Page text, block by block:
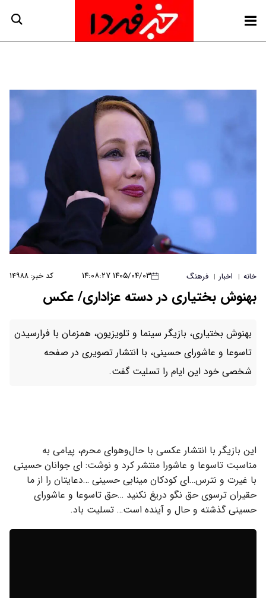
خانه | اخبار | فرهنگ ۱۴۰۵/۰۴/۰۳ ۱۴:۰۸:۲۷ کد خبر: ۱۴۹۸۸
بهنوش بختیاری در دسته عزاداری/ عکس
بهنوش بختیاری، بازیگر سینما و تلویزیون، همزمان با فرارسیدن
تاسوعا و عاشورای حسینی، با انتشار تصویری در صفحه
شخصی خود این ایام را تسلیت گفت.
این بازیگر با انتشار عکسی با حال‌وهوای محرم، پیامی به
مناسبت تاسوعا و عاشورا منتشر کرد و نوشت: ای جوانان حسینی
با غیرت و نترس…ای کودکان مینابی حسینی …دعایتان را از ما
حقیران ترسوی حق نگو دریغ نکنید …حق تاسوعا و عاشورای
حسینی گذشته و حال و آینده است… تسلیت باد.